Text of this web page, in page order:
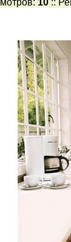
10 ::